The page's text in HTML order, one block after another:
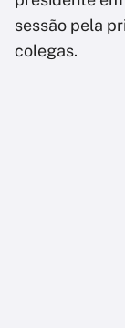
sessão pela
colegas.